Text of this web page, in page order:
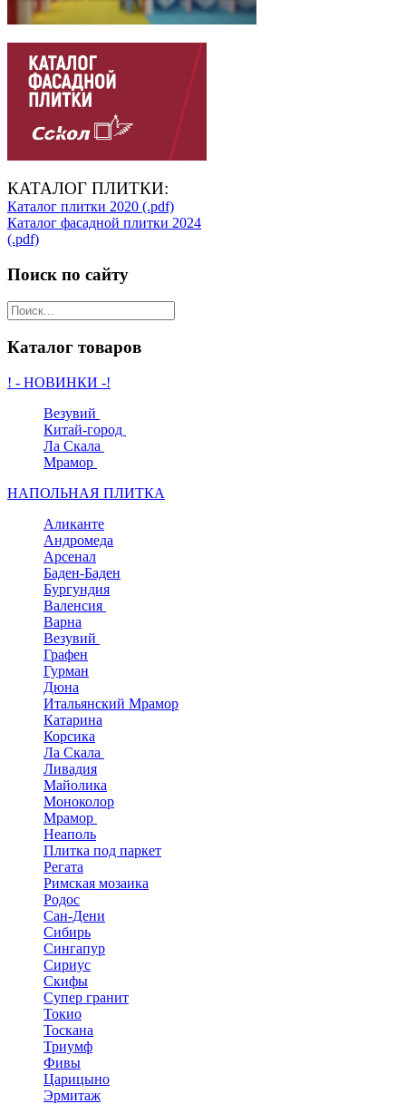
КАТАЛОГ ПЛИТКИ:
Каталог плитки 2020 (.pdf)
Каталог фасадной плитки 2024
(.pdf)
Поиск по сайту
Каталог товаров
! - НОВИНКИ -!
Везувий
Китай-город
Ла Скала
Мрамор
НАПОЛЬНАЯ ПЛИТКА
Аликанте
Андромеда
Арсенал
Баден-Баден
Бургундия
Валенсия
Варна
Везувий
Графен
Гурман
Дюна
Итальянский Мрамор
Катарина
Корсика
Ла Скала
Ливадия
Майолика
Моноколор
Мрамор
Неаполь
Плитка под паркет
Регата
Римская мозаика
Родос
Сан-Дени
Сибирь
Сингапур
Сириус
Скифы
Супер гранит
Токио
Тоскана
Триумф
Фивы
Царицыно
Эрмитаж